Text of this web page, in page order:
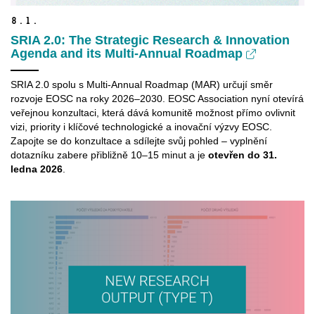
8. 1.
SRIA 2.0: The Strategic Research & Innovation
Agenda and its Multi-Annual Roadmap
SRIA 2.0 spolu s Multi-Annual Roadmap (MAR) určují směr
rozvoje EOSC na roky 2026–2030. EOSC Association nyní otevírá
veřejnou konzultaci, která dává komunitě možnost přímo ovlivnit
vizi, priority i klíčové technologické a inovační výzvy EOSC.
Zapojte se do konzultace a sdílejte svůj pohled – vyplnění
dotazníku zabere přibližně 10–15 minut a je otevřen do 31.
ledna 2026